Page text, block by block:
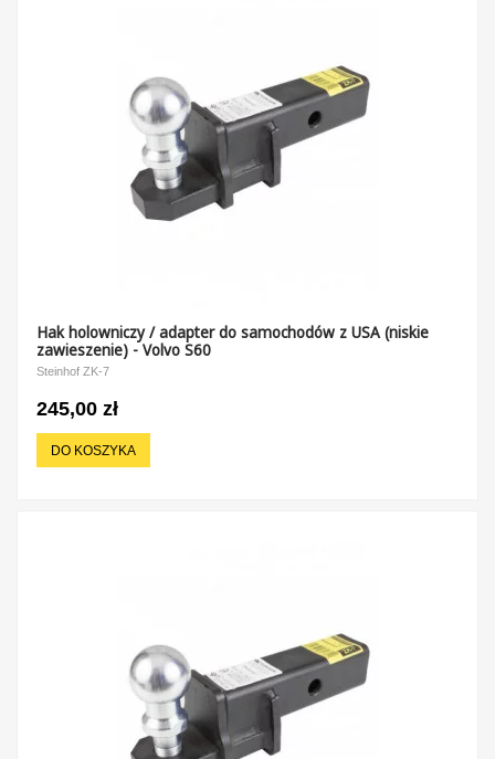
Hak holowniczy / adapter do samochodów z USA (niskie
zawieszenie) - Volvo S60
Steinhof ZK-7
245,00 zł
DO KOSZYKA